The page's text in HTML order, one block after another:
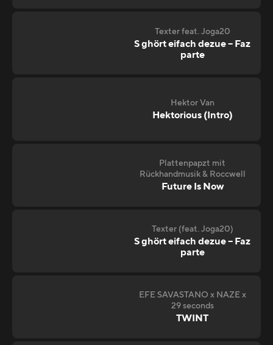
Texter feat. Joga20
S ghört eifach dezue – Faz
parte
Hektor Van
Hektorious (Intro)
Plattenpapzt mit
Rückhandmusik & Roccwell
Future Is Now
Texter (feat. Joga20)
S ghört eifach dezue – Faz
parte
EFE SAVASTANO x NAZE x
29 seconds
TWINT